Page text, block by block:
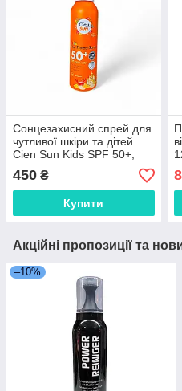
Сонцезахисний спрей для
чутливої шкіри та дітей
Cien Sun Kids SPF 50+,
200 мл
450 ₴
Купити
Акційні пропозиції та
–10%